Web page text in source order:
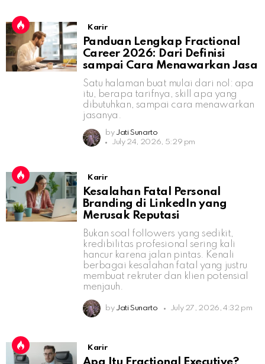
Karir
Panduan Lengkap Fractional
Career 2026: Dari Definisi
sampai Cara Menawarkan Jasa
Satu halaman buat mulai dari nol: apa
itu, berapa tarifnya, skill apa yang
dibutuhkan, sampai cara menawarkan
jasanya.
by Jati Sunarto
July 24, 2026, 5:29 pm
Karir
Kesalahan Fatal Personal
Branding di LinkedIn yang
Merusak Reputasi
Bukan soal followers yang sedikit,
kredibilitas profesional sering kali
hancur karena jalan pintas. Kenali
berbagai kesalahan fatal yang justru
membuat rekruter dan klien potensial
menjauh.
by Jati Sunarto July 27, 2026, 4:32 pm
Karir